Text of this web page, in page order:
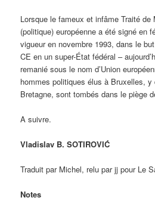
Lorsque le fameux et infâme Traité de
(politique) européenne a été signé en
vigueur en novembre 1993, dans le
CE en un super-État fédéral –
remanié sous le nom d’Union
hommes politiques élus à Bruxelles,
Bretagne, sont tombés dans le piège
A suivre.
Vladislav B. SOTIROVIĆ
Traduit par Michel, relu par jj pour Le
Notes